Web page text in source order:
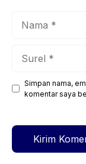
Situs
web
Simpan nama,
komentar saya